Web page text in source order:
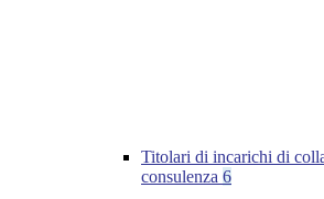
Titolari di incarichi di
consulenza 6